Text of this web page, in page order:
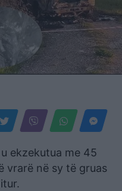
ekzekutua me 45
vrarë në sy të gruas